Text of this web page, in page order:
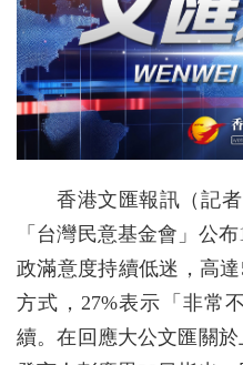
香港文匯報訊（記
「台灣民意基金會」公
政滿意度持續低迷，高
方式，27%表示「非常
續。在回應大公文匯關